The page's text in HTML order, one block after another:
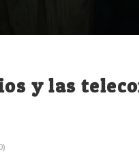
y las